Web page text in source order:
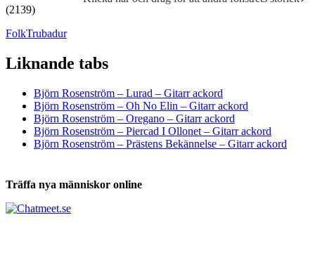
(2139)
FolkTrubadur
Liknande tabs
Björn Rosenström – Lurad – Gitarr ackord
Björn Rosenström – Oh No Elin – Gitarr ackord
Björn Rosenström – Oregano – Gitarr ackord
Björn Rosenström – Piercad I Ollonet – Gitarr ackord
Björn Rosenström – Prästens Bekännelse – Gitarr ackord
Träffa nya människor online